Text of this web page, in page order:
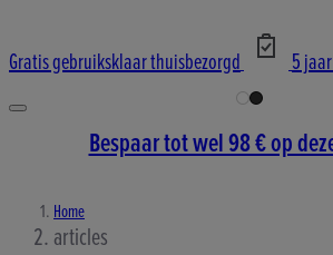
Gratis gebruiksklaar thuisbezorgd 5
Bespaar tot wel 98 € op
Home
articles